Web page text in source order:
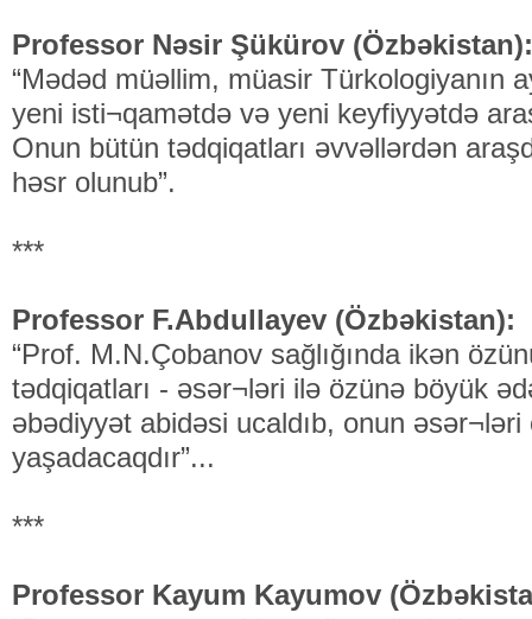
Professor Nəsir Şükürov (Özbəkistan):
“Mədəd müəllim, müasir Türkologiyanın
yeni isti¬qamətdə və yeni keyfiyyətdə
Onun bütün tədqiqatları əvvəllərdən
həsr olunub”.
***
Professor F.Abdullayev (Özbəkistan):
“Prof. M.N.Çobanov sağlığında ikən
tədqiqatları - əsər¬ləri ilə özünə böyük
əbədiyyət abidəsi ucaldıb, onun əsər¬ləri
yaşadacaqdır”...
***
Professor Kayum Kayumov